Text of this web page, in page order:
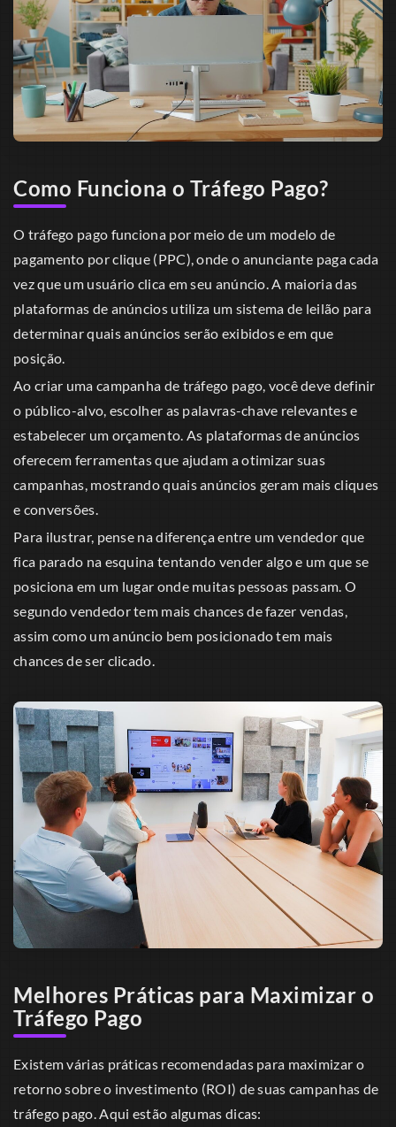
Como Funciona o Tráfego Pago?
O tráfego pago funciona por meio de um modelo de
pagamento por clique (PPC), onde o anunciante paga cada
vez que um usuário clica em seu anúncio. A maioria das
plataformas de anúncios utiliza um sistema de leilão para
determinar quais anúncios serão exibidos e em que
posição.
Ao criar uma campanha de tráfego pago, você deve definir
o público-alvo, escolher as palavras-chave relevantes e
estabelecer um orçamento. As plataformas de anúncios
oferecem ferramentas que ajudam a otimizar suas
campanhas, mostrando quais anúncios geram mais cliques
e conversões.
Para ilustrar, pense na diferença entre um vendedor que
fica parado na esquina tentando vender algo e um que se
posiciona em um lugar onde muitas pessoas passam. O
segundo vendedor tem mais chances de fazer vendas,
assim como um anúncio bem posicionado tem mais
chances de ser clicado.
Melhores Práticas para Maximizar o
Tráfego Pago
Existem várias práticas recomendadas para maximizar o
retorno sobre o investimento (ROI) de suas campanhas de
tráfego pago. Aqui estão algumas dicas: